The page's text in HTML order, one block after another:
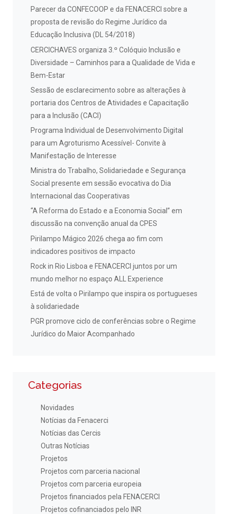
Parecer da CONFECOOP e da FENACERCI sobre a
proposta de revisão do Regime Jurídico da
Educação Inclusiva (DL 54/2018)
CERCICHAVES organiza 3.º Colóquio Inclusão e
Diversidade – Caminhos para a Qualidade de Vida e
Bem-Estar
Sessão de esclarecimento sobre as alterações à
portaria dos Centros de Atividades e Capacitação
para a Inclusão (CACI)
Programa Individual de Desenvolvimento Digital
para um Agroturismo Acessível- Convite à
Manifestação de Interesse
Ministra do Trabalho, Solidariedade e Segurança
Social presente em sessão evocativa do Dia
Internacional das Cooperativas
“A Reforma do Estado e a Economia Social” em
discussão na convenção anual da CPES
Pirilampo Mágico 2026 chega ao fim com
indicadores positivos de impacto
Rock in Rio Lisboa e FENACERCI juntos por um
mundo melhor no espaço ALL Experience
Está de volta o Pirilampo que inspira os portugueses
à solidariedade
PGR promove ciclo de conferências sobre o Regime
Jurídico do Maior Acompanhado
Categorias
Novidades
Notícias da Fenacerci
Notícias das Cercis
Outras Notícias
Projetos
Projetos com parceria nacional
Projetos com parceria europeia
Projetos financiados pela FENACERCI
Projetos cofinanciados pelo INR